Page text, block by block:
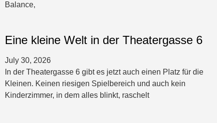
Balance,
Eine kleine Welt in der Theatergasse 6
July 30, 2026
In der Theatergasse 6 gibt es jetzt auch einen Platz für die
Kleinen. Keinen riesigen Spielbereich und auch kein
Kinderzimmer, in dem alles blinkt, raschelt